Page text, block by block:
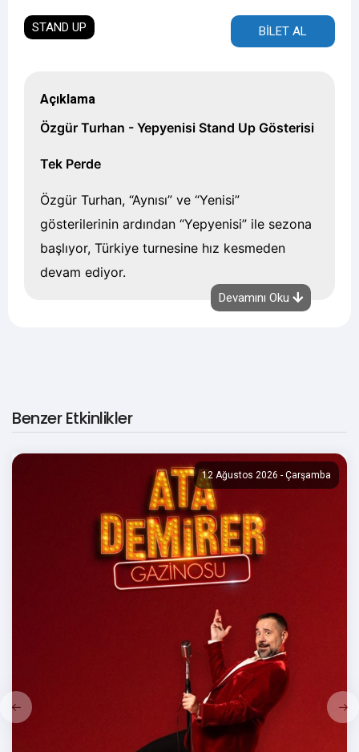
STAND UP BİLET AL
Açıklama
Özgür Turhan - Yepyenisi Stand Up Gösterisi
Tek Perde
Özgür Turhan, “Aynısı” ve “Yenisi”
gösterilerinin ardından “Yepyenisi” ile sezona
başlıyor, Türkiye turnesine hız kesmeden
devam ediyor.
Devamını Oku
Benzer Etkinlikler
12 Ağustos 2026 - Çarşamba